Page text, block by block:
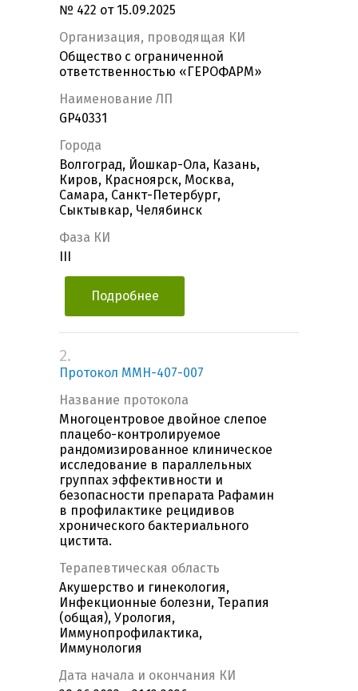
№ 422 от 15.09.2025
Организация, проводящая КИ
Общество с ограниченной
ответственностью «ГЕРОФАРМ»
Наименование ЛП
GP40331
Города
Волгоград, Йошкар-Ола, Казань,
Киров, Красноярск, Москва,
Самара, Санкт-Петербург,
Сыктывкар, Челябинск
Фаза КИ
Подробнее
2.
Протокол MMH-407-007
Название протокола
Многоцентровое двойное слепое
плацебо-контролируемое
рандомизированное клиническое
исследование в параллельных
группах эффективности и
безопасности препарата Рафамин
в профилактике рецидивов
хронического бактериального
цистита.
Терапевтическая область
Акушерство и гинекология,
Инфекционные болезни, Терапия
(общая), Урология,
Иммунопрофилактика,
Иммунология
Дата начала и окончания КИ